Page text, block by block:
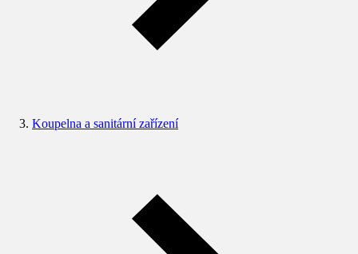
Koupelna a sanitární zařízení